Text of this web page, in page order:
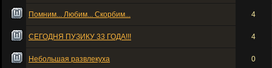
Помним... Любим... Скорбим... 4
СЕГОДНЯ ПУЗИКУ 33 ГОДА!!! 4
Небольшая развлекуха 0